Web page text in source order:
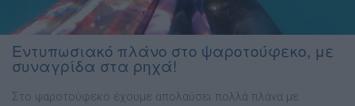
Εντυπωσιακό πλάνο στο ψαροτούφεκο, με
συναγρίδα στα ρηχά!
Στο ψαροτούφεκο έχουμε απολαύσει πολλά πλάνα με